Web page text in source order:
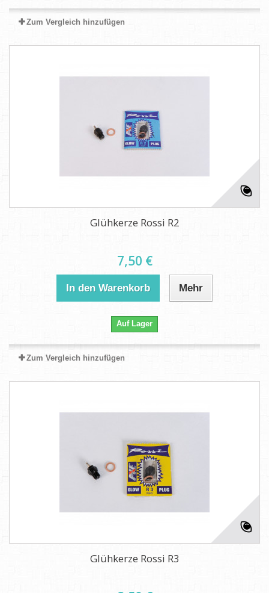
Zum Vergleich hinzufügen
Glühkerze Rossi R2
7,50 €
In den Warenkorb Mehr
Auf Lager
Zum Vergleich hinzufügen
Glühkerze Rossi R3